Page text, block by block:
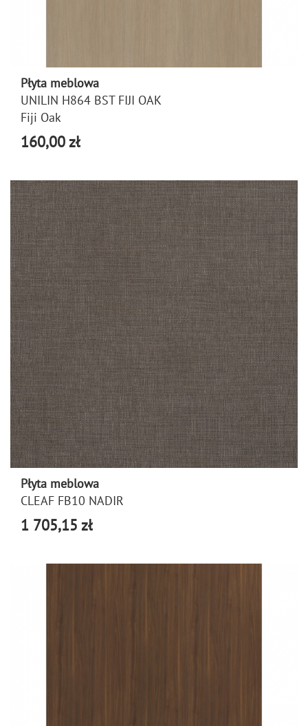
Płyta meblowa
UNILIN H864 BST FIJI OAK
Fiji Oak
160,00 zł
Płyta meblowa
CLEAF FB10 NADIR
1 705,15 zł